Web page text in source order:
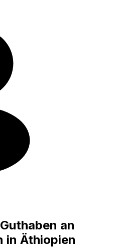
an
in Äthiopien